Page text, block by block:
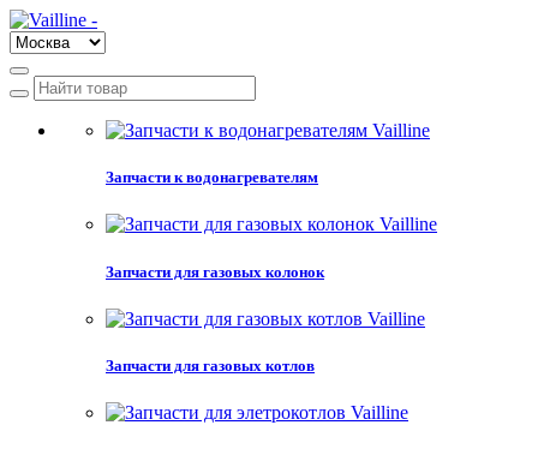
Запчасти к водонагревателям
Запчасти для газовых колонок
Запчасти для газовых котлов